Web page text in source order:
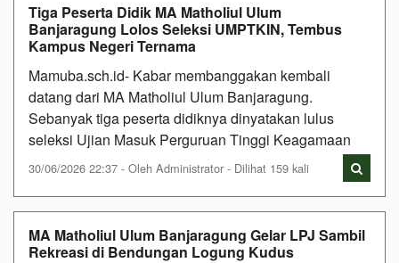
Tiga Peserta Didik MA Matholiul Ulum
Banjaragung Lolos Seleksi UMPTKIN, Tembus
Kampus Negeri Ternama
Mamuba.sch.id- Kabar membanggakan kembali
datang dari MA Matholiul Ulum Banjaragung.
Sebanyak tiga peserta didiknya dinyatakan lulus
seleksi Ujian Masuk Perguruan Tinggi Keagamaan
30/06/2026 22:37 - Oleh Administrator - Dilihat 159 kali
MA Matholiul Ulum Banjaragung Gelar LPJ Sambil
Rekreasi di Bendungan Logung Kudus